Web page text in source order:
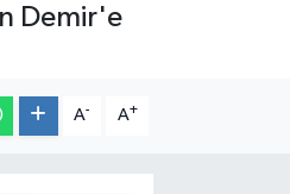
Demir'e
A- A+